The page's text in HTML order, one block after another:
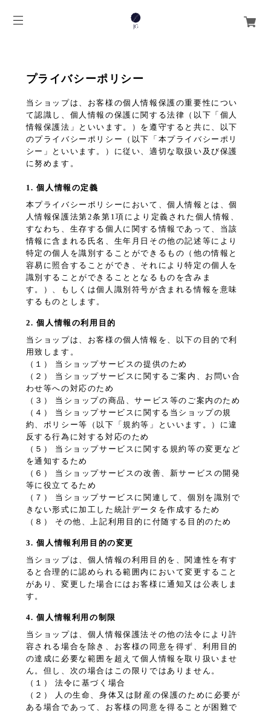
プライバシーポリシー
当ショップは、お客様の個人情報保護の重要性につい
て認識し、個人情報の保護に関する法律（以下「個人
情報保護法」といいます。）を遵守すると共に、以下
のプライバシーポリシー（以下「本プライバシーポリ
シー」といいます。）に従い、適切な取扱い及び保護
に努めます。
1. 個人情報の定義
本プライバシーポリシーにおいて、個人情報とは、個
人情報保護法第2条第1項により定義された個人情報、
すなわち、生存する個人に関する情報であって、当該
情報に含まれる氏名、生年月日その他の記述等により
特定の個人を識別することができるもの（他の情報と
容易に照合することができ、それにより特定の個人を
識別することができることとなるものを含みま
す。）、もしくは個人識別符号が含まれる情報を意味
するものとします。
2. 個人情報の利用目的
当ショップは、お客様の個人情報を、以下の目的で利
用致します。
（１） 当ショップサービスの提供のため
（２） 当ショップサービスに関するご案内、お問い合
わせ等への対応のため
（３） 当ショップの商品、サービス等のご案内のため
（４） 当ショップサービスに関する当ショップの規
約、ポリシー等（以下「規約等」といいます。）に違
反する行為に対する対応のため
（５） 当ショップサービスに関する規約等の変更など
を通知するため
（６） 当ショップサービスの改善、新サービスの開発
等に役立てるため
（７） 当ショップサービスに関連して、個別を識別で
きない形式に加工した統計データを作成するため
（８） その他、上記利用目的に付随する目的のため
3. 個人情報利用目的の変更
当ショップは、個人情報の利用目的を、関連性を有す
ると合理的に認められる範囲内において変更すること
があり、変更した場合にはお客様に通知又は公表しま
す。
4. 個人情報利用の制限
当ショップは、個人情報保護法その他の法令により許
容される場合を除き、お客様の同意を得ず、利用目的
の達成に必要な範囲を超えて個人情報を取り扱いませ
ん。但し、次の場合はこの限りではありません。
（１） 法令に基づく場合
（２） 人の生命、身体又は財産の保護のために必要が
ある場合であって、お客様の同意を得ることが困難で